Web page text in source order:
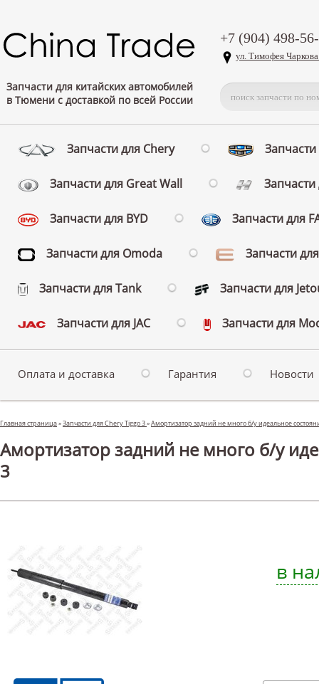
Запчасти для китайских автомобилей
в Тюмени с доставкой по всей России
+7 (904) 498-
ул. Тимофея
Запчасти для Chery
Запчасти для Great Wall
Запчасти для BYD Запчасти для
Запчасти для Omoda Запчасти
Запчасти для Tank Запчасти для
Запчасти для JAC Запчасти для
Оплата и доставка Гарантия Новости
Главная страница»Запчасти для Chery Tiggo 3»Амортизатор задний не много б/у идеальное
Амортизатор задний не много б/у
3
в